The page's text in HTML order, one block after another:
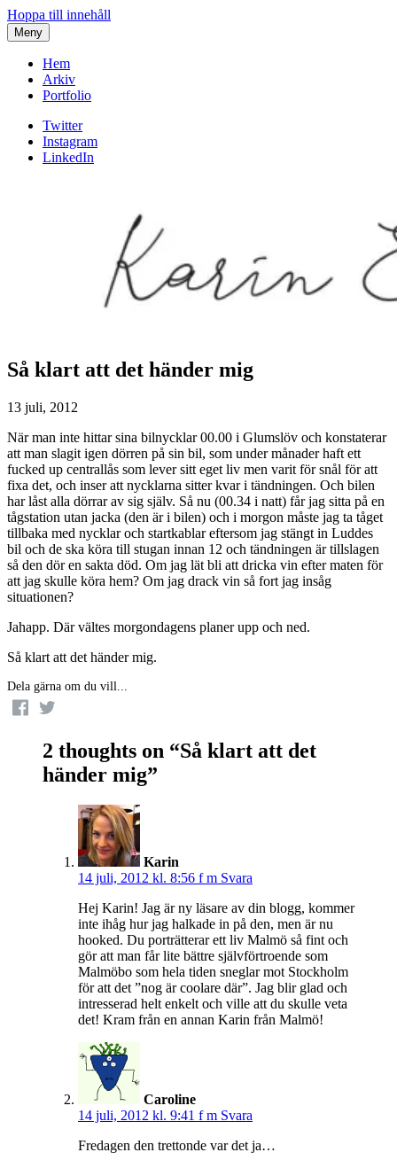
Hoppa till innehåll
Meny
Hem
Arkiv
Portfolio
Twitter
Instagram
LinkedIn
Karin af Malmoe
Så klart att det händer mig
13 juli, 2012
När man inte hittar sina bilnycklar 00.00 i Glumslöv och konstaterar
att man slagit igen dörren på sin bil, som under månader haft ett
fucked up centrallås som lever sitt eget liv men varit för snål för att
fixa det, och inser att nycklarna sitter kvar i tändningen. Och bilen
har låst alla dörrar av sig själv. Så nu (00.34 i natt) får jag sitta på en
tågstation utan jacka (den är i bilen) och i morgon måste jag ta tåget
tillbaka med nycklar och startkablar eftersom jag stängt in Luddes
bil och de ska köra till stugan innan 12 och tändningen är tillslagen
så den dör en sakta död. Om jag lät bli att dricka vin efter maten för
att jag skulle köra hem? Om jag drack vin så fort jag insåg
situationen?
Jahapp. Där vältes morgondagens planer upp och ned.
Så klart att det händer mig.
Dela gärna om du vill...
2 thoughts on “Så klart att det
händer mig”
Karin
14 juli, 2012 kl. 8:56 f m Svara
Hej Karin! Jag är ny läsare av din blogg, kommer
inte ihåg hur jag halkade in på den, men är nu
hooked. Du porträtterar ett liv Malmö så fint och
gör att man får lite bättre självförtroende som
Malmöbo som hela tiden sneglar mot Stockholm
för att det ”nog är coolare där”. Jag blir glad och
intresserad helt enkelt och ville att du skulle veta
det! Kram från en annan Karin från Malmö!
Caroline
14 juli, 2012 kl. 9:41 f m Svara
Fredagen den trettonde var det ja…